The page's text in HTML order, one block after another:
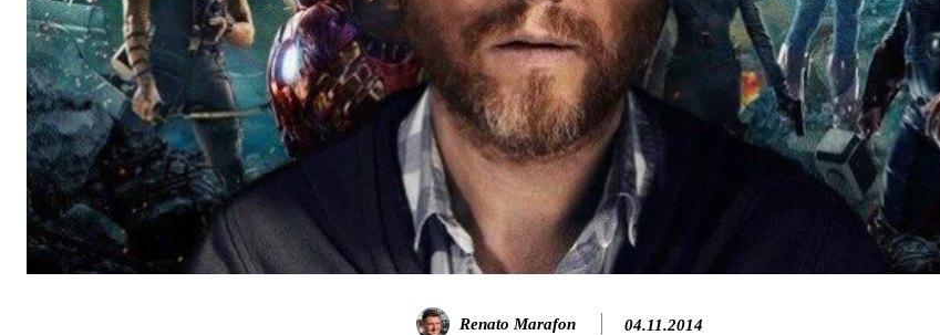
Renato Marafon 04.11.2014